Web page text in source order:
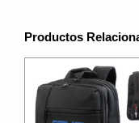
Productos